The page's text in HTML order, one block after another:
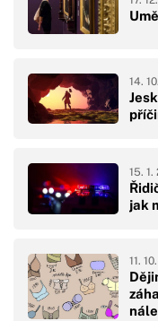
14.
jak
15. 1.
11.